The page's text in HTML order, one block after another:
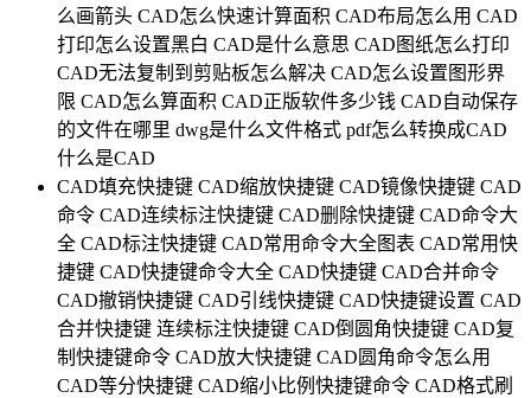
么画箭头 CAD怎么快速计算面积 CAD布局怎么用 CAD
打印怎么设置黑白 CAD是什么意思 CAD图纸怎么打印
CAD无法复制到剪贴板怎么解决 CAD怎么设置图形界
限 CAD怎么算面积 CAD正版软件多少钱 CAD自动保存
的文件在哪里 dwg是什么文件格式 pdf怎么转换成CAD
什么是CAD
CAD填充快捷键 CAD缩放快捷键 CAD镜像快捷键 CAD
命令 CAD连续标注快捷键 CAD删除快捷键 CAD命令大
全 CAD标注快捷键 CAD常用命令大全图表 CAD常用快
捷键 CAD快捷键命令大全 CAD快捷键 CAD合并命令
CAD撤销快捷键 CAD引线快捷键 CAD快捷键设置 CAD
合并快捷键 连续标注快捷键 CAD倒圆角快捷键 CAD复
制快捷键命令 CAD放大快捷键 CAD圆角命令怎么用
CAD等分快捷键 CAD缩小比例快捷键命令 CAD格式刷